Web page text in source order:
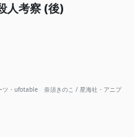
人考察 (後)
ツ・ufotable 奈須きのこ / 星海社・アニプ